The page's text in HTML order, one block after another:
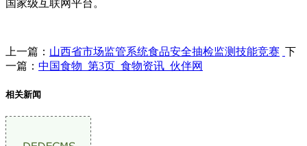
国家级互联网平台。
上一篇： 山西省市场监管系统食品安全抽检监测技能竞赛 下
一篇： 中国食物_第3页_食物资讯_伙伴网
相关新闻